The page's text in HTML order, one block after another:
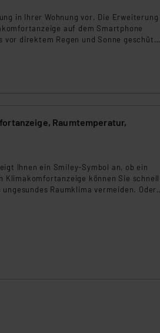
in Ihrer Wohnung vor. Die Erweiterung
auf dem Smartphone
direktem Regen und Sonne geschützt
Raumtemperatur,
Ihnen ein Smiley-Symbol an, ob ein
Klimakomfortanzeige können Sie schnell
Raumklima vermeiden. Oder